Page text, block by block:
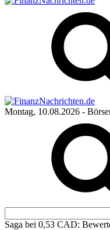
Montag, 10.08.2026 -
Saga bei 0,53 CAD: